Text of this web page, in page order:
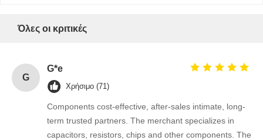
Ποιοτικός
Ολοκληρωμένο κύκλωμα ολοκληρωμένων κυκλωμάτων
Πολυστρωματικός κεραμικός πυκνωτής
Αντίσταση πάχους ταινίας
Όλες οι κριτικές
G
G*e
Χρήσιμο (71)
Components cost-effective, after-sales intimate, long-
term trusted partners. The merchant specializes in
capacitors, resistors, chips and other components. The